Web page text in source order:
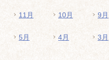
11月 10月 9月
5月 4月 3月